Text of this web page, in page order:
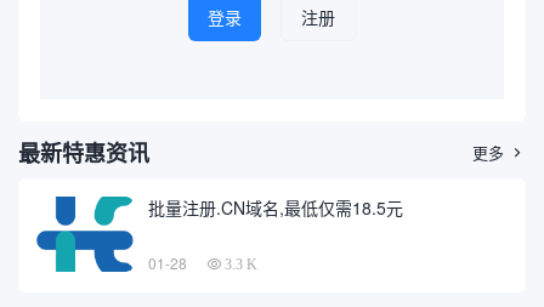
登录 注册
最新特惠资讯 更多 
批量注册.CN域名,最低仅需18.5元
01-28 3.3 K